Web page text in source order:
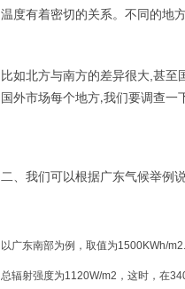
温度有着密切的关系。不同的地
比如北方与南方的差异很大 甚至
国外市场每个地方,我们要调查一
二、我们可以根据广东气候举例
以广东南部为例，取值为1500KWh/
总辐射强度为1120W/m2，这时，在